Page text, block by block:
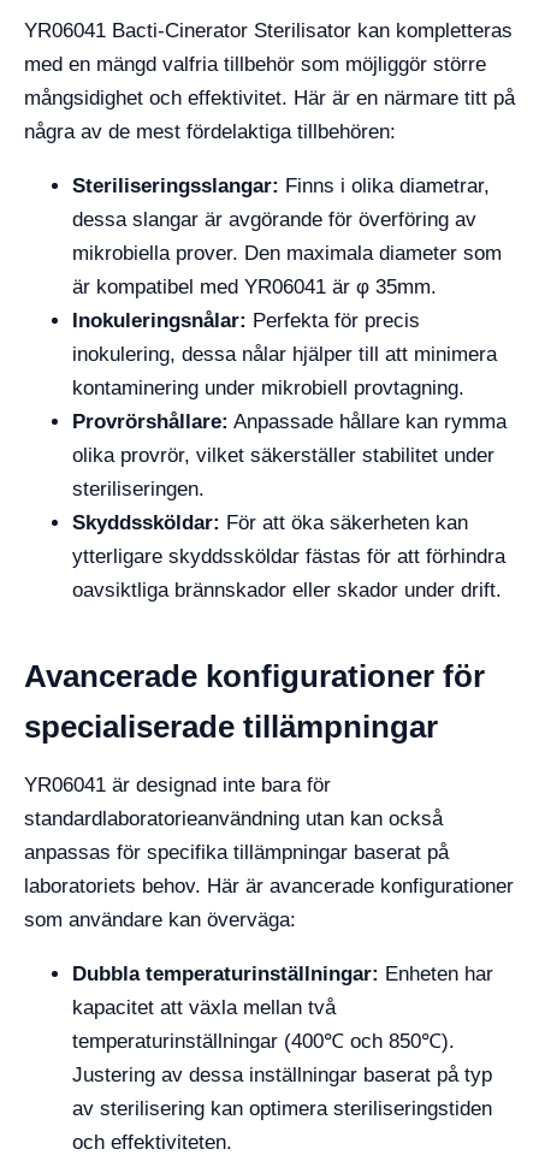
YR06041 Bacti-Cinerator Sterilisator kan kompletteras
med en mängd valfria tillbehör som möjliggör större
mångsidighet och effektivitet. Här är en närmare titt på
några av de mest fördelaktiga tillbehören:
Steriliseringsslangar: Finns i olika diametrar,
dessa slangar är avgörande för överföring av
mikrobiella prover. Den maximala diameter som
är kompatibel med YR06041 är φ 35mm.
Inokuleringsnålar: Perfekta för precis
inokulering, dessa nålar hjälper till att minimera
kontaminering under mikrobiell provtagning.
Provrörshållare: Anpassade hållare kan rymma
olika provrör, vilket säkerställer stabilitet under
steriliseringen.
Skyddssköldar: För att öka säkerheten kan
ytterligare skyddssköldar fästas för att förhindra
oavsiktliga brännskador eller skador under drift.
Avancerade konfigurationer för
specialiserade tillämpningar
YR06041 är designad inte bara för
standardlaboratorieanvändning utan kan också
anpassas för specifika tillämpningar baserat på
laboratoriets behov. Här är avancerade konfigurationer
som användare kan överväga:
Dubbla temperaturinställningar: Enheten har
kapacitet att växla mellan två
temperaturinställningar (400℃ och 850℃).
Justering av dessa inställningar baserat på typ
av sterilisering kan optimera steriliseringstiden
och effektiviteten.